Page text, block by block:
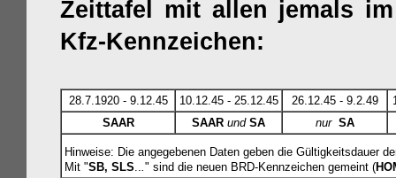
Zeittafel mit allen jemals
Kfz-Kennzeichen:
28.7.1920 - 9.12.45 10.12.45 - 25.12.45 26.12.45 - 9.2.49
SAAR
SAAR und SA nur SA
Hinweise: Die angegebenen Daten geben die Gültigkeitsdauer
Mit "SB, SLS..." sind die neuen BRD-Kennzeichen gemeint (